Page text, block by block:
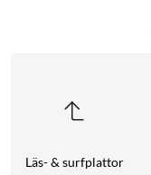
Läs- & surfplattor